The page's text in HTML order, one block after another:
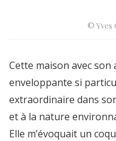
© Yves
Cette maison avec son
enveloppante si
extraordinaire dans
et à la nature
Elle m’évoquait un